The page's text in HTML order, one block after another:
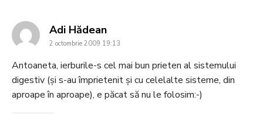
Adi Hădeansays:
2 octombrie 2009 19:13
Antoaneta, ierburile-s cel mai bun prieten al sistemului
digestiv (și s-au împrietenit și cu celelalte sisteme, din
aproape în aproape), e păcat să nu le folosim:-)